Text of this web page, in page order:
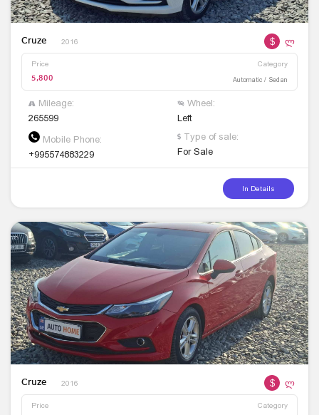
Cruze 2016 $ ლ
Price Category
5,800 Automatic / Sedan
Mileage:
265599
Wheel:
Left
Mobile Phone:
+995574883229
Type of sale:
For Sale
In Details
Cruze 2016 $ ლ
Price Category